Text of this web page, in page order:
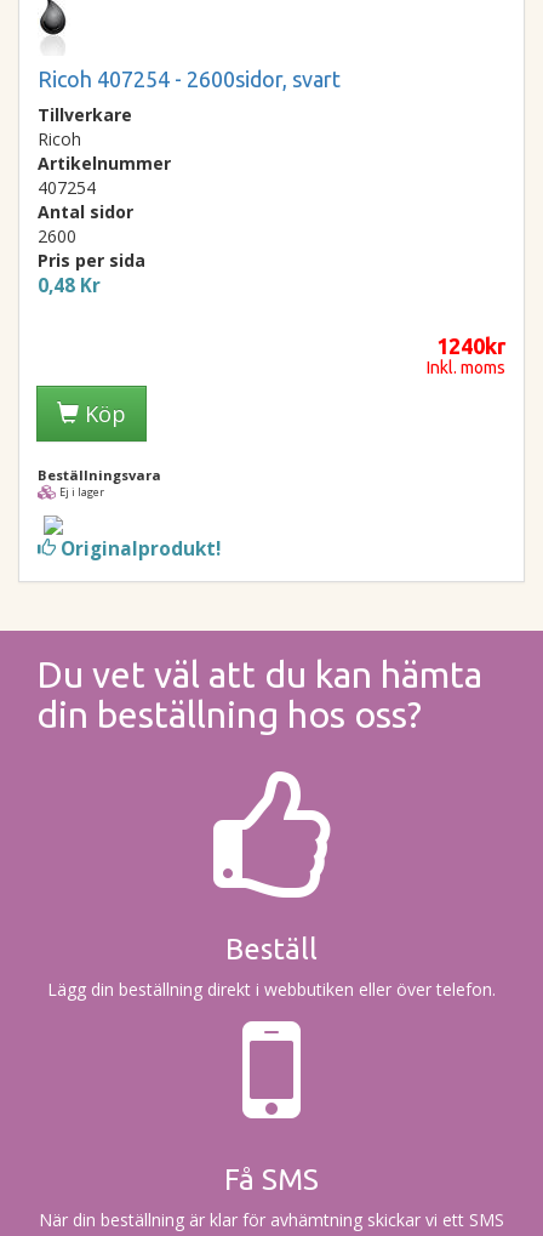
Ricoh 407254 - 2600sidor, svart
Tillverkare
Ricoh
Artikelnummer
407254
Antal sidor
2600
Pris per sida
0,48 Kr
1240kr
Inkl. moms
Köp
Beställningsvara
Ej i lager
Originalprodukt!
Du vet väl att du kan hämta
din beställning hos oss?
Beställ
Lägg din beställning direkt i webbutiken eller över telefon.
Få SMS
När din beställning är klar för avhämtning skickar vi ett SMS